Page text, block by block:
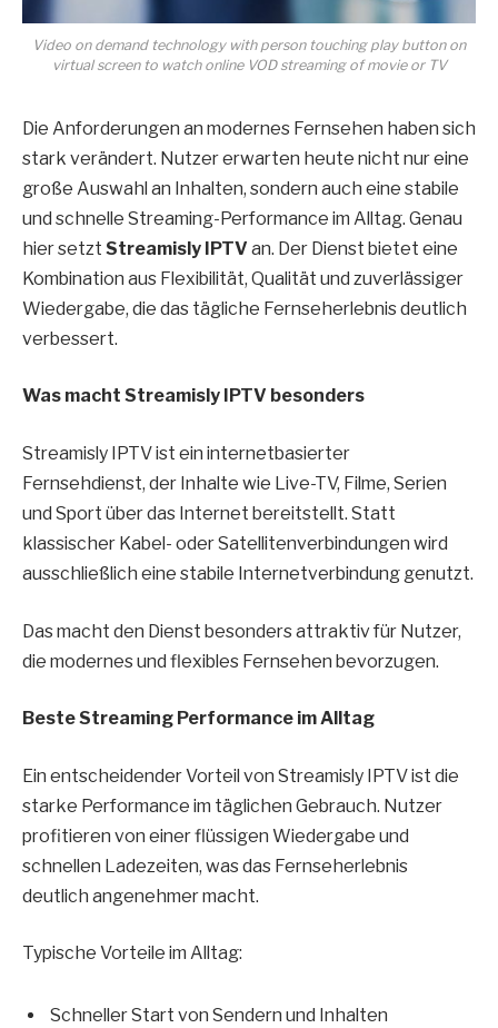
Video on demand technology with person touching play button on
virtual screen to watch online VOD streaming of movie or TV
Die Anforderungen an modernes Fernsehen haben sich
stark verändert. Nutzer erwarten heute nicht nur eine
große Auswahl an Inhalten, sondern auch eine stabile
und schnelle Streaming-Performance im Alltag. Genau
hier setzt Streamisly IPTV an. Der Dienst bietet eine
Kombination aus Flexibilität, Qualität und zuverlässiger
Wiedergabe, die das tägliche Fernseherlebnis deutlich
verbessert.
Was macht Streamisly IPTV besonders
Streamisly IPTV ist ein internetbasierter
Fernsehdienst, der Inhalte wie Live-TV, Filme, Serien
und Sport über das Internet bereitstellt. Statt
klassischer Kabel- oder Satellitenverbindungen wird
ausschließlich eine stabile Internetverbindung genutzt.
Das macht den Dienst besonders attraktiv für Nutzer,
die modernes und flexibles Fernsehen bevorzugen.
Beste Streaming Performance im Alltag
Ein entscheidender Vorteil von Streamisly IPTV ist die
starke Performance im täglichen Gebrauch. Nutzer
profitieren von einer flüssigen Wiedergabe und
schnellen Ladezeiten, was das Fernseherlebnis
deutlich angenehmer macht.
Typische Vorteile im Alltag:
Schneller Start von Sendern und Inhalten